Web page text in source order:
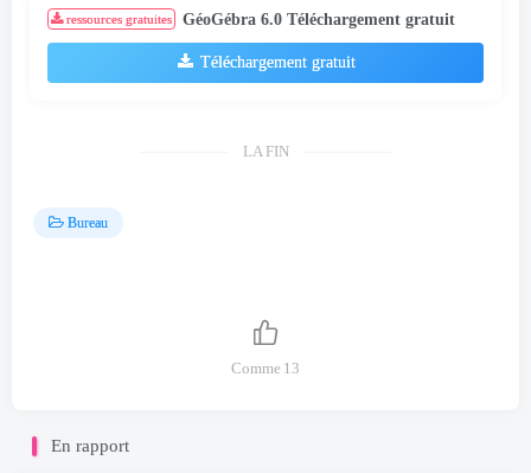
ressources gratuites GéoGébra 6.0 Téléchargement gratuit
Téléchargement gratuit
LA FIN
Bureau
Comme 13
En rapport